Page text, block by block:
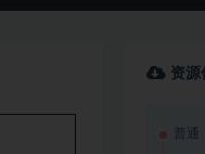
资源
普通